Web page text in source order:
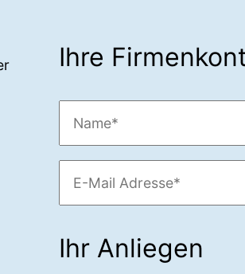
Ihre
Ihr Anliegen